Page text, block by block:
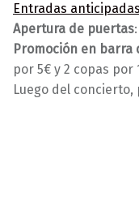
2
0
1
6
Entradas anticipadas
Apertura de puertas
Promoción en
por 5€ y 2 copas por
Luego del